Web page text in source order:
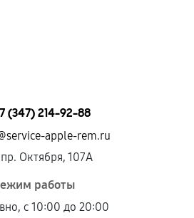
(347) 214-92-88
apple-rem.ru
Октября, 107А
работы
с 10:00 до 20:00